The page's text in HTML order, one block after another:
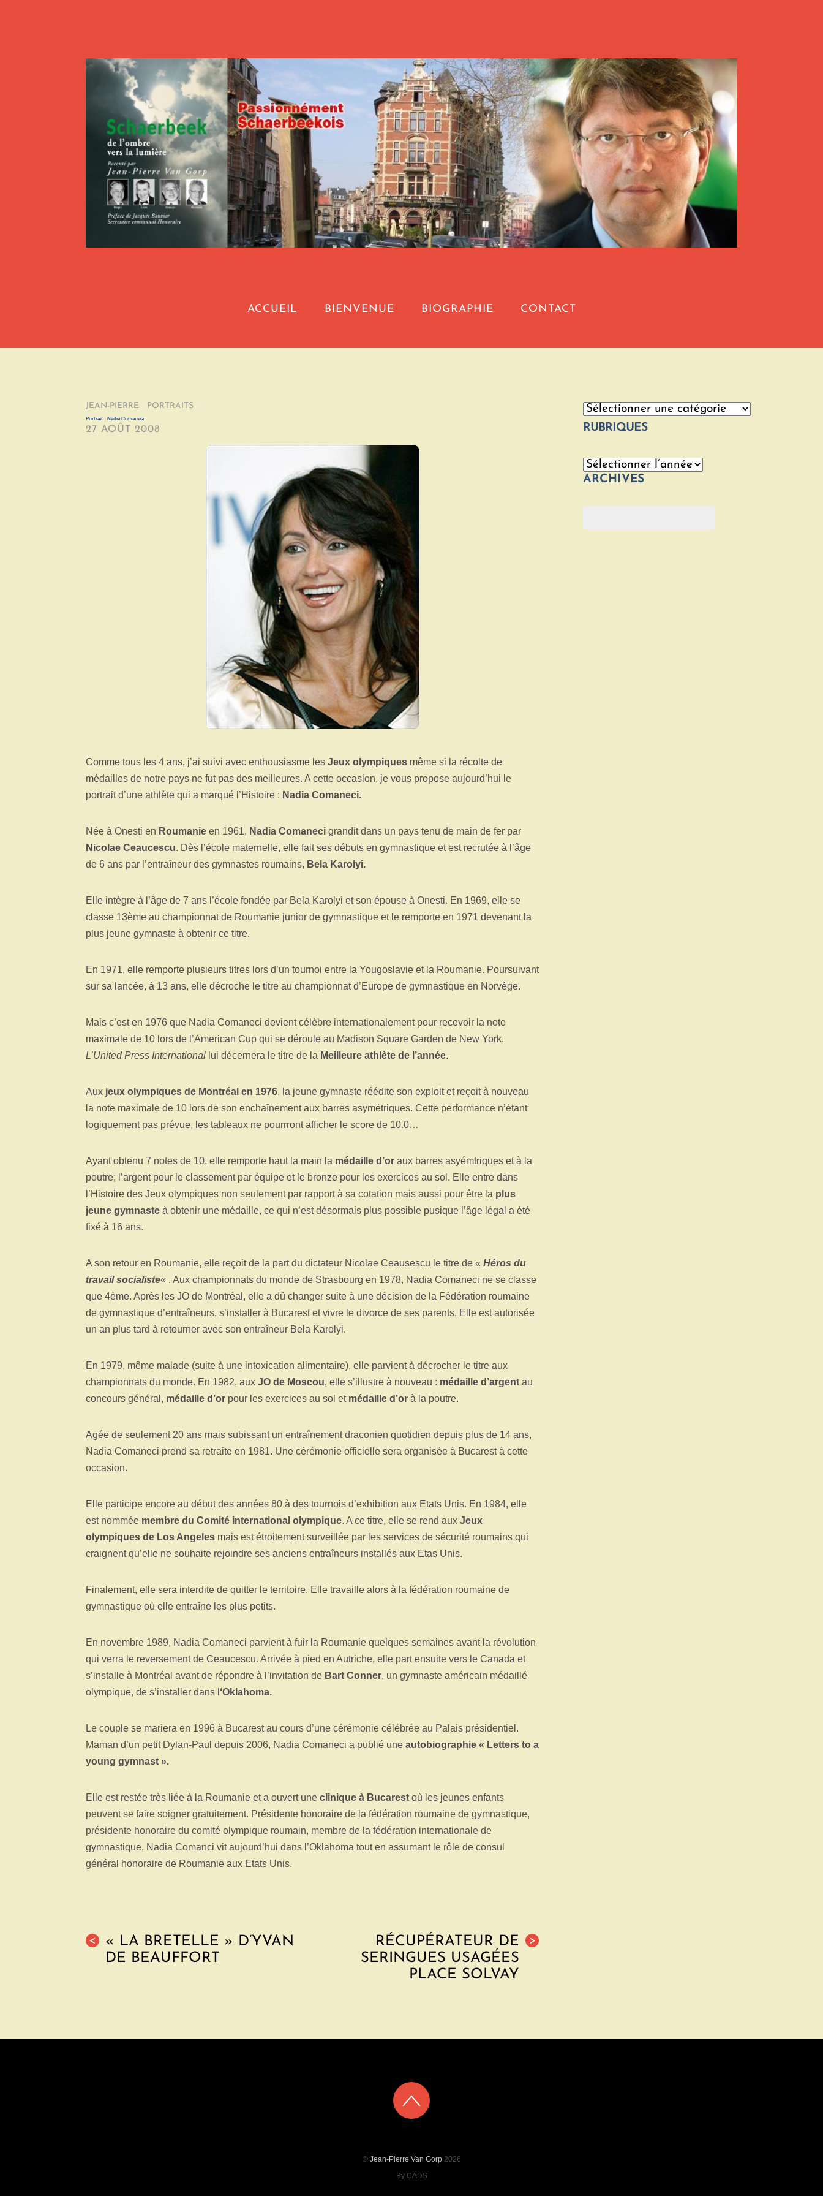
ACCUEIL BIENVENUE BIOGRAPHIE CONTACT
JEAN-PIERRE / PORTRAITS /
Portrait : Nadia Comaneci
27 AOÛT 2008
Comme tous les 4 ans, j’ai suivi avec enthousiasme les Jeux olympiques même si la récolte de
médailles de notre pays ne fut pas des meilleures. A cette occasion, je vous propose aujourd’hui le
portrait d’une athlète qui a marqué l’Histoire : Nadia Comaneci.
Née à Onesti en Roumanie en 1961, Nadia Comaneci grandit dans un pays tenu de main de fer par
Nicolae Ceaucescu. Dès l’école maternelle, elle fait ses débuts en gymnastique et est recrutée à l’âge
de 6 ans par l’entraîneur des gymnastes roumains, Bela Karolyi.
Elle intègre à l’âge de 7 ans l’école fondée par Bela Karolyi et son épouse à Onesti. En 1969, elle se
classe 13ème au championnat de Roumanie junior de gymnastique et le remporte en 1971 devenant la
plus jeune gymnaste à obtenir ce titre.
En 1971, elle remporte plusieurs titres lors d’un tournoi entre la Yougoslavie et la Roumanie. Poursuivant
sur sa lancée, à 13 ans, elle décroche le titre au championnat d’Europe de gymnastique en Norvège.
Mais c’est en 1976 que Nadia Comaneci devient célèbre internationalement pour recevoir la note
maximale de 10 lors de l’American Cup qui se déroule au Madison Square Garden de New York.
L’United Press International lui décernera le titre de la Meilleure athlète de l’année.
Aux jeux olympiques de Montréal en 1976, la jeune gymnaste réédite son exploit et reçoit à nouveau
la note maximale de 10 lors de son enchaînement aux barres asymétriques. Cette performance n’étant
logiquement pas prévue, les tableaux ne pourrront afficher le score de 10.0…
Ayant obtenu 7 notes de 10, elle remporte haut la main la médaille d’or aux barres asyémtriques et à la
poutre; l’argent pour le classement par équipe et le bronze pour les exercices au sol. Elle entre dans
l’Histoire des Jeux olympiques non seulement par rapport à sa cotation mais aussi pour être la plus
jeune gymnaste à obtenir une médaille, ce qui n’est désormais plus possible pusique l’âge légal a été
fixé à 16 ans.
A son retour en Roumanie, elle reçoit de la part du dictateur Nicolae Ceausescu le titre de « Héros du
travail socialiste« . Aux championnats du monde de Strasbourg en 1978, Nadia Comaneci ne se classe
que 4ème. Après les JO de Montréal, elle a dû changer suite à une décision de la Fédération roumaine
de gymnastique d’entraîneurs, s’installer à Bucarest et vivre le divorce de ses parents. Elle est autorisée
un an plus tard à retourner avec son entraîneur Bela Karolyi.
En 1979, même malade (suite à une intoxication alimentaire), elle parvient à décrocher le titre aux
championnats du monde. En 1982, aux JO de Moscou, elle s’illustre à nouveau : médaille d’argent au
concours général, médaille d’or pour les exercices au sol et médaille d’or à la poutre.
Agée de seulement 20 ans mais subissant un entraînement draconien quotidien depuis plus de 14 ans,
Nadia Comaneci prend sa retraite en 1981. Une cérémonie officielle sera organisée à Bucarest à cette
occasion.
Elle participe encore au début des années 80 à des tournois d’exhibition aux Etats Unis. En 1984, elle
est nommée membre du Comité international olympique. A ce titre, elle se rend aux Jeux
olympiques de Los Angeles mais est étroitement surveillée par les services de sécurité roumains qui
craignent qu’elle ne souhaite rejoindre ses anciens entraîneurs installés aux Etas Unis.
Finalement, elle sera interdite de quitter le territoire. Elle travaille alors à la fédération roumaine de
gymnastique où elle entraîne les plus petits.
En novembre 1989, Nadia Comaneci parvient à fuir la Roumanie quelques semaines avant la révolution
qui verra le reversement de Ceaucescu. Arrivée à pied en Autriche, elle part ensuite vers le Canada et
s’installe à Montréal avant de répondre à l’invitation de Bart Conner, un gymnaste américain médaillé
olympique, de s’installer dans l ‘Oklahoma.
Le couple se mariera en 1996 à Bucarest au cours d’une cérémonie célébrée au Palais présidentiel.
Maman d’un petit Dylan-Paul depuis 2006, Nadia Comaneci a publié une autobiographie « Letters to a
young gymnast ».
Elle est restée très liée à la Roumanie et a ouvert une clinique à Bucarest où les jeunes enfants
peuvent se faire soigner gratuitement. Présidente honoraire de la fédération roumaine de gymnastique,
présidente honoraire du comité olympique roumain, membre de la fédération internationale de
gymnastique, Nadia Comanci vit aujourd’hui dans l’Oklahoma tout en assumant le rôle de consul
général honoraire de Roumanie aux Etats Unis.
<
« LA BRETELLE » D’YVAN
DE BEAUFFORT
>
RÉCUPÉRATEUR DE
SERINGUES USAGÉES
PLACE SOLVAY
Catégories
RUBRIQUES
Archives
ARCHIVES
© Jean-Pierre Van Gorp2026
By CADS